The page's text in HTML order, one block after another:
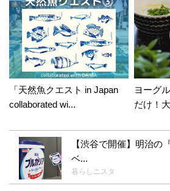
「天然魚クエスト in Japan
collaborated wi...
ヨーグ
だけ！
【渋谷で開催】明治の
ベ...
暮らしニスタ